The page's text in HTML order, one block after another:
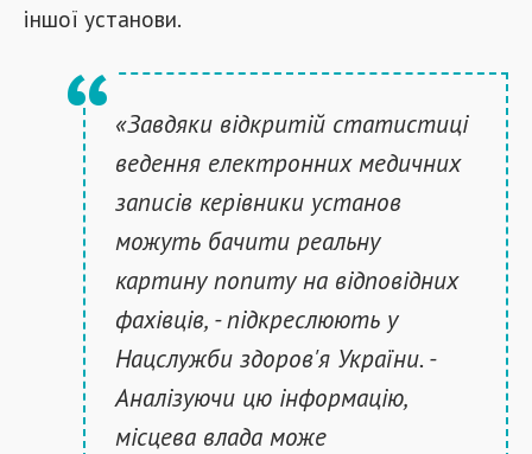
іншої установи.
«Завдяки відкритій статистиці
ведення електронних медичних
записів керівники установ
можуть бачити реальну
картину попиту на відповідних
фахівців, - підкреслюють у
Нацслужби здоров'я України. -
Аналізуючи цю інформацію,
місцева влада може